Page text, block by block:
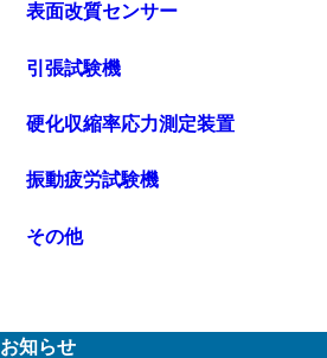
表面改質センサー
引張試験機
硬化収縮率応力測定装置
振動疲労試験機
その他
お知らせ